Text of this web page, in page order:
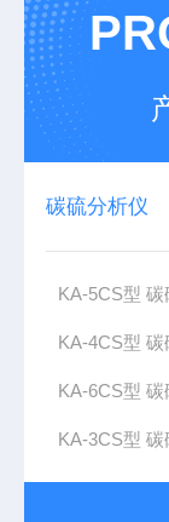
碳硫分析仪
KA-5CS型
KA-4CS型
KA-6CS型
KA-3CS型